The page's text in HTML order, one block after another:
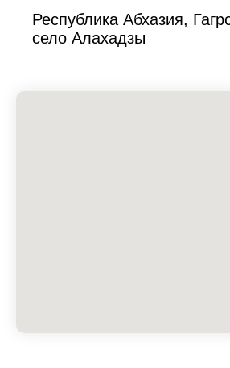
Республика Абхазия,
село Алахадзы